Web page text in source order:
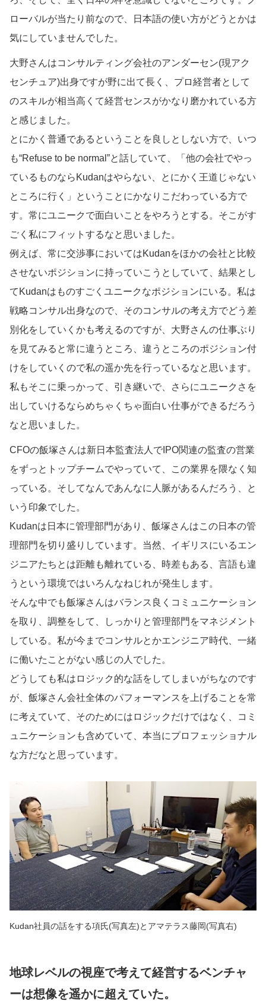
ローバルが当たり前なので、日本語の使い方がどうとかは
気にしていませんでした。
大野さんはコンサルティング会社のアンダーセン(現アク
センチュア)出身ですが野に出て長く、プロ経営者として
のスキルが相当高くて経営センスがかなり磨かれている方
と感じました。
とにかく普通であるということを良しとしない方で、いつ
も“Refuse to be normal”と話していて、「他の会社でやっ
ているものならKudanはやらない、とにかく王道じゃない
ところに行く」ということにかなりこだわっている方で
す。常にユニークで面白いことをやろうとする。そこがす
ごく私にフィットするなと思いました。
例えば、常に交渉事においてはKudanをほかの会社と比較
させないポジションに持っていこうとしていて、結果とし
てKudanはものすごくユニークなポジションにいる。私は
戦略コンサル出身なので、そのコンサルの考え方でどう差
別化をしていくかも考えるのですが、大野さんの仕事ぶり
を見てみると常に違うところ、違うところのポジション付
けをしていくので私の遥か先を行っているなと思います。
私もそこに乗っかって、引き継いで、さらにユニークさを
出していけるならめちゃくちゃ面白い仕事ができるだろう
なと思いました。
CFOの飯塚さんは新日本監査法人でIPO関連の監査の営業
をずっとトップチームでやっていて、この業界を隈なく知
っている。そしてなんであんなに人脈があるんだろう、と
いう印象でした。
Kudanは日本に管理部門があり、飯塚さんはこの日本の管
理部門を切り盛りしています。当然、イギリスにいるエン
ジニアたちとは距離も離れている、時差もある、言語も違
うという環境ではいろんなねじれが発生します。
そんな中でも飯塚さんはバランス良くコミュニケーション
を取り、調整をして、しっかりと管理部門をマネジメント
している。私が今までコンサルとかエンジニア時代、一緒
に働いたことがない感じの人でした。
どうしても私はロジック的な話をしてしまいがちなのです
が、飯塚さん会社全体のパフォーマンスを上げることを常
に考えていて、そのためにはロジックだけではなく、コミ
ュニケーションも含めていて、本当にプロフェッショナル
な方だなと思っています。
Kudan社員の話をする項氏(写真左)とアマテラス藤岡(写真右)
地球レベルの視座で考えて経営するベンチャ
ーは想像を遥かに超えていた。